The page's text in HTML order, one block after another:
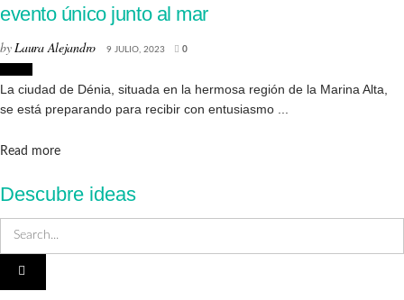
evento único junto al mar
byLaura Alejandro 9 JULIO, 2023 0
La ciudad de Dénia, situada en la hermosa región de la Marina Alta,
se está preparando para recibir con entusiasmo ...
Read moreDetails
Descubre ideas